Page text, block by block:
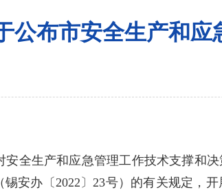
公布市安全生产和应
全生产和应急管理工作技术支撑和
安办〔 2022 〕23号）的有关规定，开